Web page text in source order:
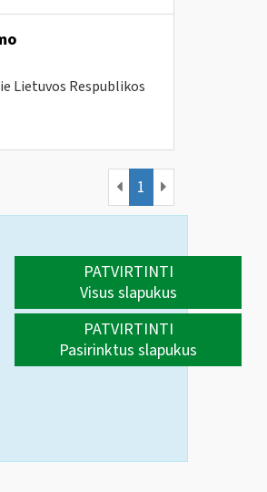
Lietuvos Respublikos
1
PATVIRTINTI
Visus slapukus
PATVIRTINTI
Pasirinktus slapukus